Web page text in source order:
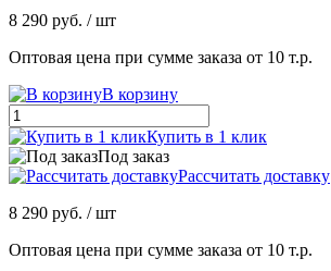
8 290 руб. / шт
Оптовая цена при сумме заказа от 10 т.р.
В корзину
Купить в 1 клик
Под заказ
Рассчитать доставку
8 290 руб. / шт
Оптовая цена при сумме заказа от 10 т.р.